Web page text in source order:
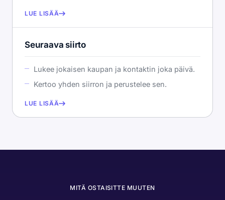
LUE LISÄÄ
Seuraava siirto
Lukee jokaisen kaupan ja kontaktin joka päivä.
Kertoo yhden siirron ja perustelee sen.
LUE LISÄÄ
MITÄ OSTAISITTE MUUTEN